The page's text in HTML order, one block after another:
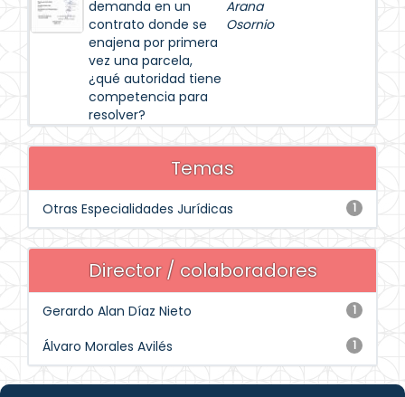
demanda en un
contrato donde se
enajena por primera
vez una parcela,
¿qué autoridad tiene
competencia para
resolver?
Arana
Osornio
Temas
1
Otras Especialidades Jurídicas
Director / colaboradores
1
Gerardo Alan Díaz Nieto
1
Álvaro Morales Avilés